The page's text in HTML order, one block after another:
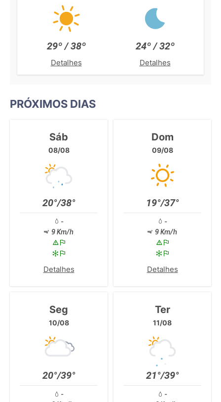
29º / 38º
Detalhes
24º / 32º
Detalhes
PRÓXIMOS DIAS
Sáb
08/08
20°/38°
-
9 Km/h
Detalhes
Dom
09/08
19°/37°
-
9 Km/h
Detalhes
Seg
10/08
20°/39°
-
Ter
11/08
21°/39°
-